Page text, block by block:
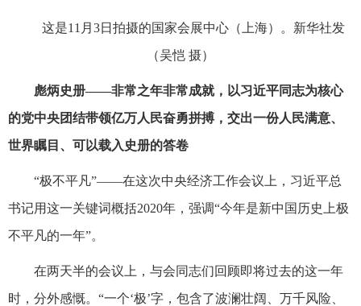
这是11月3日拍摄的国家会展中心（上海）。新华社发
（吴恺 摄）
彪炳史册——非常之年非常成就，以习近平同志为核心
的党中央团结带领亿万人民奋勇拼搏，交出一份人民满意、
世界瞩目、可以载入史册的答卷
“极不平凡”——在这次中央经济工作会议上，习近平总
书记用这一关键词概括2020年，强调“今年是新中国历史上极
不平凡的一年”。
在两天半的会议上，与会同志们回顾即将过去的这一年
时，分外感慨。“一个‘极’字，包含了波澜壮阔、万千风险、